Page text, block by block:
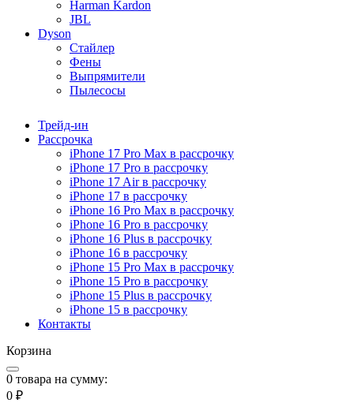
Harman Kardon
JBL
Dyson
Стайлер
Фены
Выпрямители
Пылесосы
Трейд-ин
Рассрочка
iPhone 17 Pro Max в рассрочку
iPhone 17 Pro в рассрочку
iPhone 17 Air в рассрочку
iPhone 17 в рассрочку
iPhone 16 Pro Max в рассрочку
iPhone 16 Pro в рассрочку
iPhone 16 Plus в рассрочку
iPhone 16 в рассрочку
iPhone 15 Pro Max в рассрочку
iPhone 15 Pro в рассрочку
iPhone 15 Plus в рассрочку
iPhone 15 в рассрочку
Контакты
Корзина
0 товара на сумму:
0 ₽